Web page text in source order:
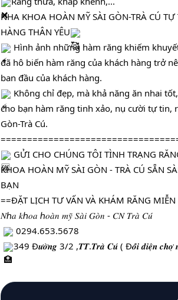
NHA KHOA HOÀN MỸ SÀI GÒN-TRÀ CÚ
HÀNG THÂN YÊU
Hình ảnh những hàm răng khiếm
đã hô biến hàm răng của khách hàng trở
ban đầu của khách hàng.
Không chỉ đẹp, mà khả năng ăn nhai
cho bạn hàm răng tinh xảo, nụ cười tự tin,
Gòn-Trà Cú.
GỬI CHO CHÚNG TÔI TÌNH TRẠNG
KHOA HOÀN MỸ SÀI GÒN - TRÀ CÚ SẴN
BẠN
==ĐẶT LỊCH TƯ VẤN VÀ KHÁM RĂNG
𝑁ℎ𝑎 𝑘ℎ𝑜𝑎 ℎ𝑜𝑎̀𝑛 𝑚𝑦̃ 𝑆𝑎̀𝑖 𝐺𝑜̀𝑛 - 𝐶𝑁 𝑇𝑟𝑎̀ 𝐶𝑢́
0294.653.5678
349 Đ𝒖̛𝒐̛̀𝒏𝒈 3/2 ,𝑻𝑻.𝑻𝒓𝒂̀ 𝑪𝒖́ ( Đ𝒐̂́𝒊 𝒅𝒊𝒆̣̂𝒏 𝒄𝒉𝒐̛̣